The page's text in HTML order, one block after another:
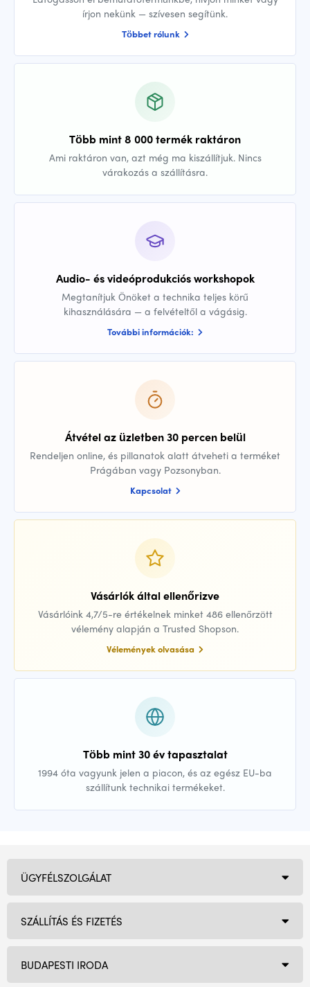
írjon nekünk — szívesen segítünk.
Többet rólunk
Több mint 8 000 termék raktáron
Ami raktáron van, azt még ma kiszállítjuk. Nincs
várakozás a szállításra.
Audio- és videóprodukciós workshopok
Megtanítjuk Önöket a technika teljes körű
kihasználására — a felvételtől a vágásig.
További információk:
Átvétel az üzletben 30 percen belül
Rendeljen online, és pillanatok alatt átveheti a terméket
Prágában vagy Pozsonyban.
Kapcsolat
Vásárlók által ellenőrizve
Vásárlóink 4,7/5-re értékelnek minket 486 ellenőrzött
vélemény alapján a Trusted Shopson.
Vélemények olvasása
Több mint 30 év tapasztalat
1994 óta vagyunk jelen a piacon, és az egész EU-ba
szállítunk technikai termékeket.
BUDAPESTI IRODA
ÜGYFÉLSZOLGÁLAT
SZÁLLÍTÁS ÉS FIZETÉS